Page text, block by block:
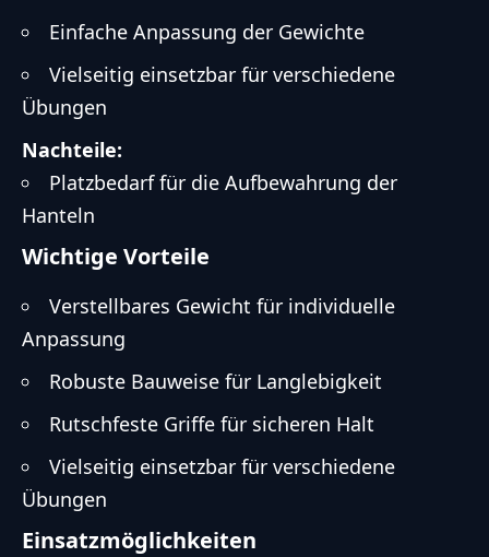
Einfache Anpassung der Gewichte
Vielseitig einsetzbar für verschiedene
Übungen
Nachteile:
Platzbedarf für die Aufbewahrung der
Hanteln
Wichtige Vorteile
Verstellbares Gewicht für individuelle
Anpassung
Robuste Bauweise für Langlebigkeit
Rutschfeste Griffe für sicheren Halt
Vielseitig einsetzbar für verschiedene
Übungen
Einsatzmöglichkeiten